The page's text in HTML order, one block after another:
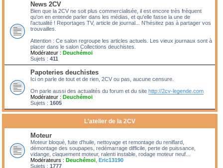
News 2CV
Bien que la 2CV ne soit plus commercialisée, il est encore très fréquent
qu'on en entende parler dans les médias, et qu'elle fasse la une de
l'actualité ! Reportages TV, article de journal... N'hésitez pas à partager vos
trouvailles.
Attention : Ce salon regroupe les articles actuels. Les vieux journaux sont à
placer dans le salon Collections deuchistes.
Modérateur : Deuchémoi
Sujets : 411
Papoteries deuchistes
Ici on parle de tout et de rien, 2CV ou pas, aucune censure.
On parle aussi des actualités du forum et du site http://2cv-legende.com
Modérateur : Deuchémoi
Sujets : 1605
L'atelier de la 2CV
Moteur
Moteur bloqué, fuite d'huile, nettoyage et remontage du reniflard,
démontage des soupapes, redémarrage difficile, perte de puissance,
vidange, claquement moteur, ralenti instable, rodage moteur neuf...
Modérateurs : Deuchémoi Eric13190
Sujets : 1777